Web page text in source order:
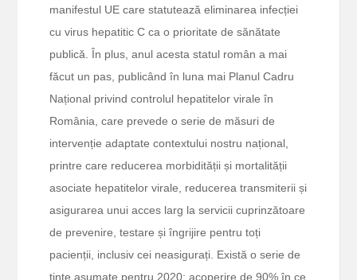
manifestul UE care statutează eliminarea infecției
cu virus hepatitic C ca o prioritate de sănătate
publică. În plus, anul acesta statul român a mai
făcut un pas, publicând în luna mai Planul Cadru
Național privind controlul hepatitelor virale în
România, care prevede o serie de măsuri de
intervenție adaptate contextului nostru național,
printre care reducerea morbidității și mortalității
asociate hepatitelor virale, reducerea transmiterii și
asigurarea unui acces larg la servicii cuprinzătoare
de prevenire, testare și îngrijire pentru toți
pacienții, inclusiv cei neasigurați. Există o serie de
ținte asumate pentru 2020: acoperire de 90% în ce